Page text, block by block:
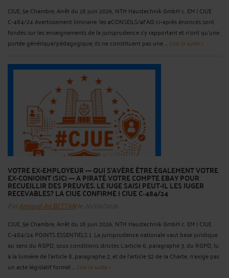
CJUE, 5e Chambre, Arrêt du 18 juin 2026, NTH Haustechnik GmbH c. EM | CJUE
C‑484/24 Avertissement liminaire: les #CONSEILS/#FAQ ci-après énoncés sont
fondés sur les enseignements de la jurisprudence s'y rapportant et n'ont qu'une
portée générique/pédagogique; ils ne constituent pas une ... Lire la suite >
VOTRE EX-EMPLOYEUR --- QUI S'AVÈRE ÊTRE ÉGALEMENT VOTRE
EX-CONJOINT (SIC) --- A PIRATÉ VOTRE COMPTE EBAY POUR
RECUEILLIR DES PREUVES. LE JUGE SAISI PEUT-IL LES JUGER
RECEVABLES? LA CJUE CONFIRME | CJUE C‑484/24
ParArmand-Ari BETTANle 20/06/2026
CJUE, 5e Chambre, Arrêt du 18 juin 2026, NTH Haustechnik GmbH c. EM | CJUE
C‑484/24 POINTS ESSENTIELS 1. La jurisprudence nationale vaut base juridique
au sens du RGPD, sous conditions strictes L’article 6, paragraphe 3, du RGPD, lu
à la lumière de l’article 8, paragraphe 2, et de l’article 52 de la Charte, n’exige pas
un acte législatif formel ... Lire la suite >